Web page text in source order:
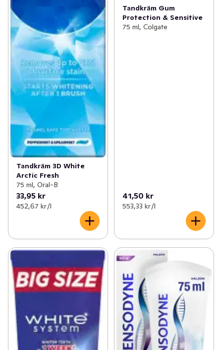
Tandkräm 3D White
Arctic Fresh
75 ml, Oral-B
33,95 kr
452,67 kr /l
Tandkräm Gum
Protection & Sensitive
75 ml, Colgate
41,50 kr
553,33 kr /l